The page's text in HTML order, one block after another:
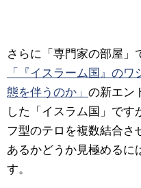
さらに「専門家の部屋」
「『イスラーム国』の
態を伴うのか」 の新エン
した「イスラム国」で
フ型のテロを複数結合さ
あるかどうか見極めるに
す。